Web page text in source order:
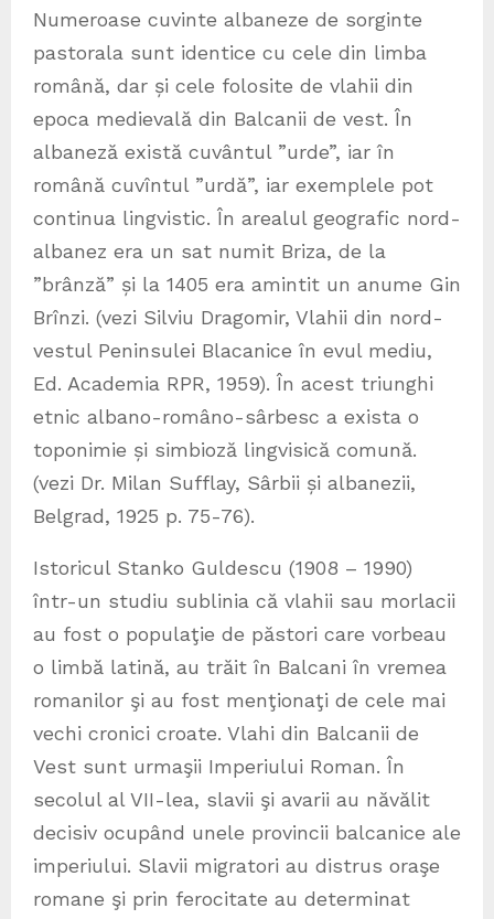
Numeroase cuvinte albaneze de sorginte
pastorala sunt identice cu cele din limba
română, dar și cele folosite de vlahii din
epoca medievală din Balcanii de vest. În
albaneză există cuvântul ”urde”, iar în
română cuvîntul ”urdă”, iar exemplele pot
continua lingvistic. În arealul geografic nord-
albanez era un sat numit Briza, de la
”brânză” și la 1405 era amintit un anume Gin
Brînzi. (vezi Silviu Dragomir, Vlahii din nord-
vestul Peninsulei Blacanice în evul mediu,
Ed. Academia RPR, 1959). În acest triunghi
etnic albano-româno-sârbesc a exista o
toponimie și simbioză lingvisică comună.
(vezi Dr. Milan Sufflay, Sârbii și albanezii,
Belgrad, 1925 p. 75-76).
Istoricul Stanko Guldescu (1908 – 1990)
într-un studiu sublinia că vlahii sau morlacii
au fost o populaţie de păstori care vorbeau
o limbă latină, au trăit în Balcani în vremea
romanilor şi au fost menţionaţi de cele mai
vechi cronici croate. Vlahi din Balcanii de
Vest sunt urmaşii Imperiului Roman. În
secolul al VII-lea, slavii şi avarii au năvălit
decisiv ocupând unele provincii balcanice ale
imperiului. Slavii migratori au distrus oraşe
romane şi prin ferocitate au determinat